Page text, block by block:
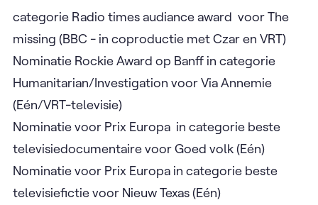
categorie Radio times audiance award voor The
missing (BBC - in coproductie met Czar en VRT)
Nominatie Rockie Award op Banff in categorie
Humanitarian/Investigation voor Via Annemie
(Eén/VRT-televisie)
Nominatie voor Prix Europa in categorie beste
televisiedocumentaire voor Goed volk (Eén)
Nominatie voor Prix Europa in categorie beste
televisiefictie voor Nieuw Texas (Eén)